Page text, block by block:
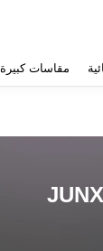
مقاسات كبيرة